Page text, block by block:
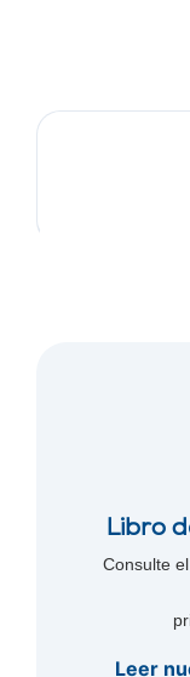
Libro
Consulte
Leer